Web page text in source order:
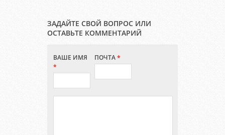
ЗАДАЙТЕ СВОЙ ВОПРОС ИЛИ
ОСТАВЬТЕ КОММЕНТАРИЙ
ВАШЕ ИМЯ
*
ПОЧТА*